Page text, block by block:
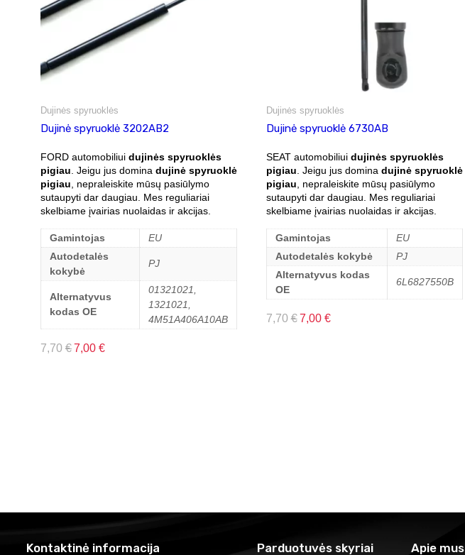
Dujinės spyruoklės
Dujinė spyruoklė 3202AB2
FORD automobiliui dujinės spyruoklės
pigiau . Jeigu jus domina dujinė spyruoklė
pigiau , nepraleiskite mūsų pasiūlymo
sutaupyti dar daugiau. Mes reguliariai
skelbiame įvairias nuolaidas ir akcijas.
Gamintojas
EU
Autodetalės
kokybė
PJ
Alternatyvus
kodas OE
01321021,
1321021,
4M51A406A10AB
7,70 €7,00 €
Dujinės spyruoklės
Dujinė spyruoklė 6730AB
SEAT automobiliui dujinės spyruoklės
pigiau . Jeigu jus domina dujinė spyruoklė
pigiau , nepraleiskite mūsų pasiūlymo
sutaupyti dar daugiau. Mes reguliariai
skelbiame įvairias nuolaidas ir akcijas.
Gamintojas
EU
Autodetalės kokybė
PJ
Alternatyvus kodas
OE
6L6827550B
7,70€ 7,00 €
Kontaktinė informacija Parduotuvės skyriai Apie mus